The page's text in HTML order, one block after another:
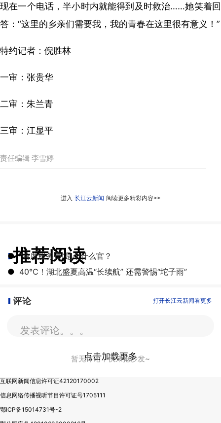
现在一个电话，半小时内就能得到及时救治……她笑着回
答：“这里的乡亲们需要我，我的青春在这里很有意义！”
特约记者：倪胜林
一审：张贵华
二审：朱兰青
三审：江显平
责任编辑 李雪婷
进入 长江云新闻 阅读更多精彩内容>>
推荐阅读
● “首席服务员”是个什么官？
● 40℃！湖北盛夏高温“长续航” 还需警惕“坨子雨”
评论 打开长江云新闻看更多
发表评论。。。
暂无评论，快来抢沙发~
点击加载更多
互联网新闻信息许可证42120170002
信息网络传播视听节目许可证号1705111
鄂ICP备15014731号-2